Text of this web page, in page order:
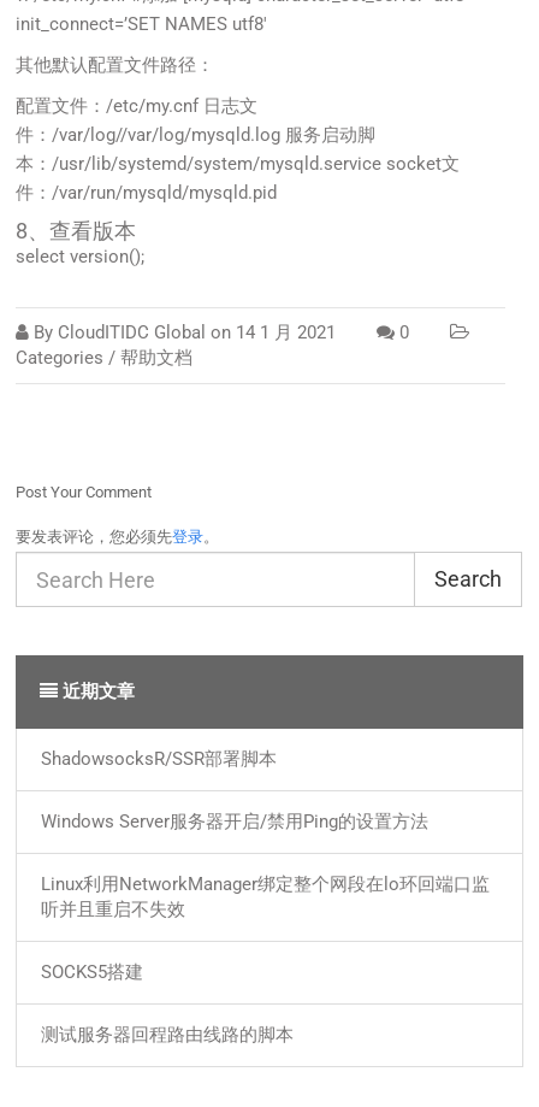
init_connect=’SET NAMES utf8′
其他默认配置文件路径：
配置文件：/etc/my.cnf 日志文
件：/var/log//var/log/mysqld.log 服务启动脚
本：/usr/lib/systemd/system/mysqld.service socket文
件：/var/run/mysqld/mysqld.pid
8、查看版本
select version();
By CloudITIDC Global on 14 1 月 2021
0
Categories /帮助文档
Post Your Comment
要发表评论，您必须先登录。
Search
近期文章
ShadowsocksR/SSR部署脚本
Windows Server服务器开启/禁用Ping的设置方法
Linux利用NetworkManager绑定整个网段在lo环回端口监
听并且重启不失效
SOCKS5搭建
测试服务器回程路由线路的脚本